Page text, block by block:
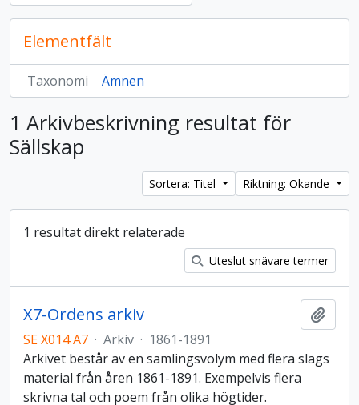
Elementfält
Taxonomi Ämnen
1 Arkivbeskrivning resultat för
Sällskap
Sortera: Titel Riktning: Ökande
1 resultat direkt relaterade
Uteslut snävare termer
X7-Ordens arkiv
SE X014 A7 · Arkiv · 1861-1891
Arkivet består av en samlingsvolym med flera slags
material från åren 1861-1891. Exempelvis flera
skrivna tal och poem från olika högtider.